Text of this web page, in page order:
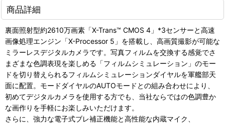
商品詳細
裏面照射型約2610万画素「X-Trans™ CMOS 4」*3センサーと高速
画像処理エンジン「X-Processor 5」を搭載し、高画質撮影が可能な
ミラーレスデジタルカメラです。写真フィルムを交換する感覚でさ
まざまな色調表現を楽しめる「フィルムシミュレーション」のモー
ドを切り替えられるフィルムシミュレーションダイヤルを軍艦部天
面に配置。モードダイヤルのAUTOモードとの組み合わせにより、
初めてデジタルカメラを使用する方でも、当社ならではの色調豊か
な画作りを手軽にお楽しみいただけます。
さらに、強力な電子式ブレ補正機能と高性能な内蔵マイク、